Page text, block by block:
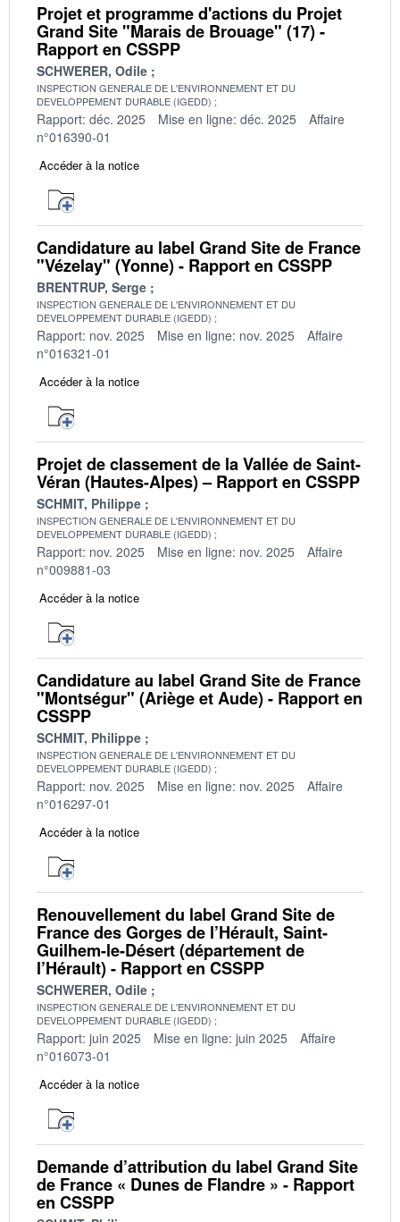
Projet et programme d'actions du Projet
Grand Site "Marais de Brouage" (17) -
Rapport en CSSPP
SCHWERER, Odile
INSPECTION GENERALE DE L'ENVIRONNEMENT ET DU
DEVELOPPEMENT DURABLE (IGEDD)
Rapport: déc. 2025 Mise en ligne: déc. 2025
Affaire
n°016390-01
Accéder à la notice
Candidature au label Grand Site de France
"Vézelay" (Yonne) - Rapport en CSSPP
BRENTRUP, Serge
INSPECTION GENERALE DE L'ENVIRONNEMENT ET DU
DEVELOPPEMENT DURABLE (IGEDD)
Rapport: nov. 2025 Mise en ligne: nov. 2025
Affaire
n°016321-01
Accéder à la notice
Projet de classement de la Vallée de Saint-
Véran (Hautes-Alpes) – Rapport en CSSPP
SCHMIT, Philippe
INSPECTION GENERALE DE L'ENVIRONNEMENT ET DU
DEVELOPPEMENT DURABLE (IGEDD)
Rapport: nov. 2025 Mise en ligne: nov. 2025
Affaire
n°009881-03
Accéder à la notice
Candidature au label Grand Site de France
"Montségur" (Ariège et Aude) - Rapport en
CSSPP
SCHMIT, Philippe
INSPECTION GENERALE DE L'ENVIRONNEMENT ET DU
DEVELOPPEMENT DURABLE (IGEDD)
Rapport: nov. 2025 Mise en ligne: nov. 2025
Affaire
n°016297-01
Accéder à la notice
Renouvellement du label Grand Site de
France des Gorges de l’Hérault, Saint-
Guilhem-le-Désert (département de
l’Hérault) - Rapport en CSSPP
SCHWERER, Odile
INSPECTION GENERALE DE L'ENVIRONNEMENT ET DU
DEVELOPPEMENT DURABLE (IGEDD)
Rapport: juin 2025 Mise en ligne: juin 2025
Affaire
n°016073-01
Accéder à la notice
Demande d’attribution du label Grand Site
de France « Dunes de Flandre » - Rapport
en CSSPP